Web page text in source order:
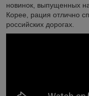
новинок, выпущенных
Корее, рация отлично
российских дорогах.